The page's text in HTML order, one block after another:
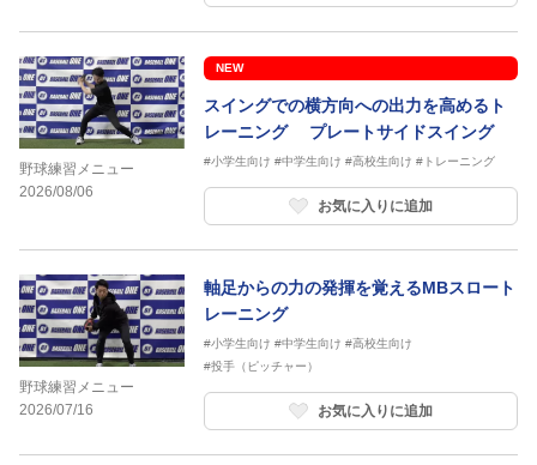
野球練習メニュー
2026/08/06
NEW
スイングでの横方向への出力を高めるト
レーニング プレートサイドスイング
#小学生向け #中学生向け #高校生向け #トレーニング
お気に入りに追加
野球練習メニュー
2026/07/16
軸足からの力の発揮を覚えるMBスロート
レーニング
#小学生向け #中学生向け #高校生向け
#投手（ピッチャー）
お気に入りに追加